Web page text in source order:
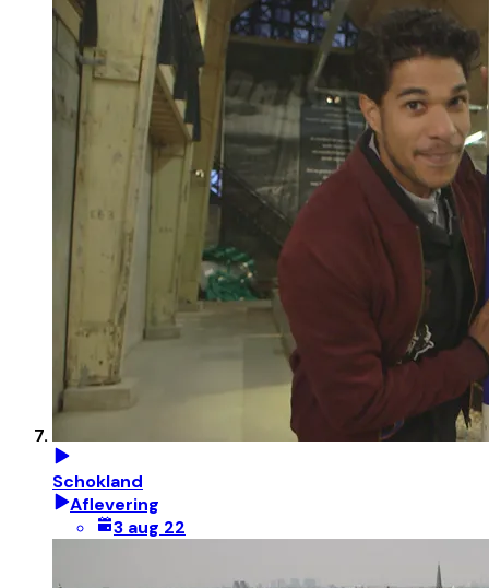
Schokland
Aflevering
3 aug 22